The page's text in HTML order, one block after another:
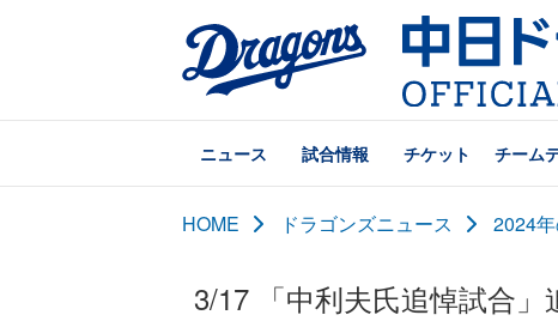
ニュース 試合情報 チケット チーム
HOME ドラゴンズニュース 2024
3/17 「中利夫氏追悼試合